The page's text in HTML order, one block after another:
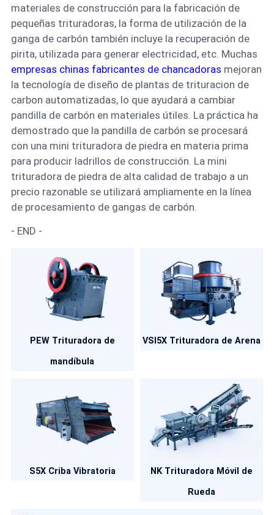
materiales de construcción para la fabricación de
pequeñas trituradoras, la forma de utilización de la
ganga de carbón también incluye la recuperación de
pirita, utilizada para generar electricidad, etc. Muchas
empresas chinas fabricantes de chancadoras mejoran
la tecnología de diseño de plantas de trituracion de
carbon automatizadas, lo que ayudará a cambiar
pandilla de carbón en materiales útiles. La práctica ha
demostrado que la pandilla de carbón se procesará
con una mini trituradora de piedra en materia prima
para producir ladrillos de construcción. La mini
trituradora de piedra de alta calidad de trabajo a un
precio razonable se utilizará ampliamente en la línea
de procesamiento de gangas de carbón.
- END -
PEW Trituradora de
mandíbula
VSI5X Trituradora de Arena
S5X Criba Vibratoria
NK Trituradora Móvil de
Rueda